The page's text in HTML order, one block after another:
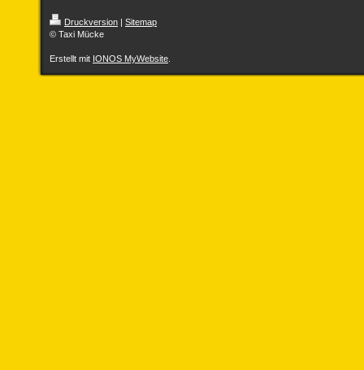
Druckversion | Sitemap
© Taxi Mücke
Erstellt mit IONOS MyWebsite